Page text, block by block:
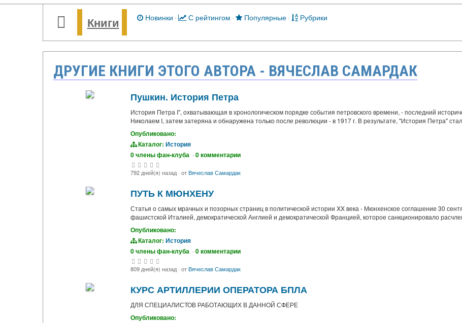
Книги Новинки · С рейтингом · Популярные · Рубрики
ДРУГИЕ КНИГИ ЭТОГО АВТОРА - ВЯЧЕСЛАВ САМАРДАК
Пушкин. История Петра
История Петра I", охватывающая в хронологическом порядке события петровского времени, - последний
Николаем I, затем затеряна и обнаружена только после революции - в 1917 г. В результате, "История Петра"
Опубликовано:
Каталог: История
0 члены фан-клуба ·0 комментарии
792 дней(я) назад· отВячеслав Самардак
ПУТЬ К МЮНХЕНУ
Статья о самых мрачных и позорных страниц в политической истории XX века - Мюнхенское соглашение 30
фашистской Италией, демократической Англией и демократической Францией, которое санкционировало
Опубликовано:
Каталог: История
0 члены фан-клуба ·0 комментарии
809 дней(я) назад· отВячеслав Самардак
КУРС АРТИЛЛЕРИИ ОПЕРАТОРА БПЛА
ДЛЯ СПЕЦИАЛИСТОВ РАБОТАЮЩИХ В ДАННОЙ СФЕРЕ
Опубликовано: